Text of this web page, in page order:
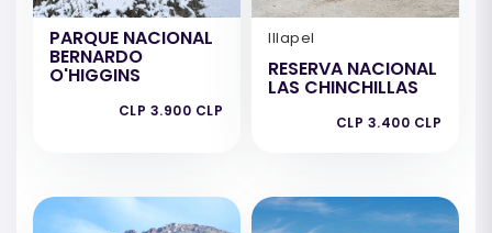
PARQUE NACIONAL
BERNARDO
O'HIGGINS
CLP 3.900 CLP
Illapel
RESERVA NACIONAL
LAS CHINCHILLAS
CLP 3.400 CLP